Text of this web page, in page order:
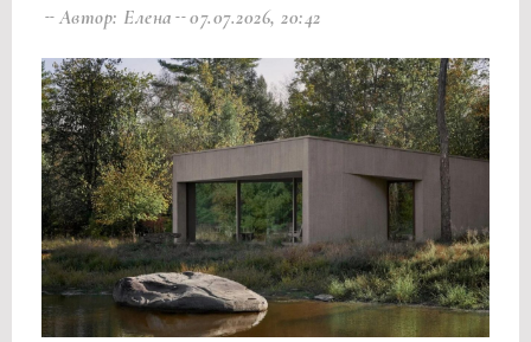
Автор: Елена 07.07.2026, 20:42